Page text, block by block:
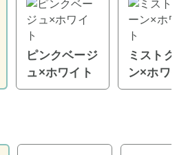
ピンクベージ
ュ×ホワイト
ミストグ
ン×ホワイ